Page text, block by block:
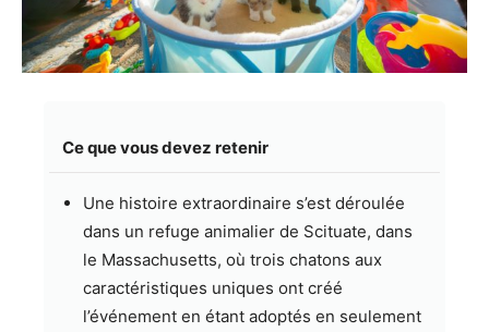
Ce que vous devez retenir
Une histoire extraordinaire s’est déroulée
dans un refuge animalier de Scituate, dans
le Massachusetts, où trois chatons aux
caractéristiques uniques ont créé
l’événement en étant adoptés en seulement